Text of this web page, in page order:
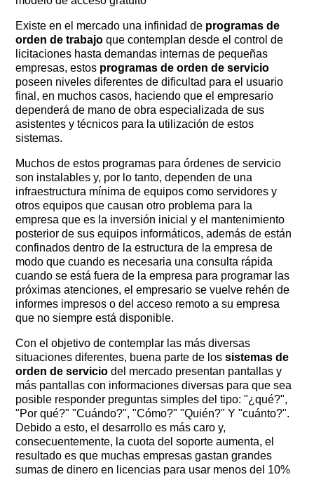
Existe en el mercado una infinidad de programas de
orden de trabajo que contemplan desde el control de
licitaciones hasta demandas internas de pequeñas
empresas, estos programas de orden de servicio
poseen niveles diferentes de dificultad para el usuario
final, en muchos casos, haciendo que el empresario
dependerá de mano de obra especializada de sus
asistentes y técnicos para la utilización de estos
sistemas.
Muchos de estos programas para órdenes de servicio
son instalables y, por lo tanto, dependen de una
infraestructura mínima de equipos como servidores y
otros equipos que causan otro problema para la
empresa que es la inversión inicial y el mantenimiento
posterior de sus equipos informáticos, además de están
confinados dentro de la estructura de la empresa de
modo que cuando es necesaria una consulta rápida
cuando se está fuera de la empresa para programar las
próximas atenciones, el empresario se vuelve rehén de
informes impresos o del acceso remoto a su empresa
que no siempre está disponible.
Con el objetivo de contemplar las más diversas
situaciones diferentes, buena parte de lossistemas de
orden de servicio del mercado presentan pantallas y
más pantallas con informaciones diversas para que sea
posible responder preguntas simples del tipo: "¿qué?", ​​
"Por qué?" "Cuándo?", "Cómo?" "Quién?" Y "cuánto?".
Debido a esto, el desarrollo es más caro y,
consecuentemente, la cuota del soporte aumenta, el
resultado es que muchas empresas gastan grandes
sumas de dinero en licencias para usar menos del 10%